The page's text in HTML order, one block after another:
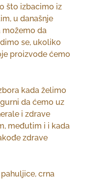
što izbacimo iz
u današnje
možemo da
se, ukoliko
proizvode ćemo
kada želimo
da ćemo uz
i zdrave
međutim i i kada
zdrave
crna